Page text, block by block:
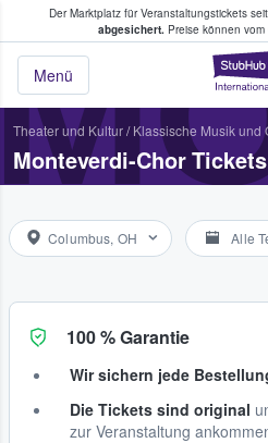
Der Marktplatz für Veranstaltungstickets
abgesichert.Preise können vom
Menü
Tickets kaufen &
Theater und Kultur/ Klassische Musik und
Monteverdi-Chor Tickets
Columbus, OH Alle
100 % Garantie
Wir sichern jede
Die Tickets sind original
zur Veranstaltung